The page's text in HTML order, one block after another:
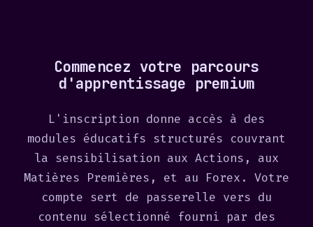
1
Commencez votre parcours
d'apprentissage premium
L'inscription donne accès à des
modules éducatifs structurés couvrant
la sensibilisation aux Actions, aux
Matières Premières, et au Forex. Votre
compte sert de passerelle vers du
contenu sélectionné fourni par des